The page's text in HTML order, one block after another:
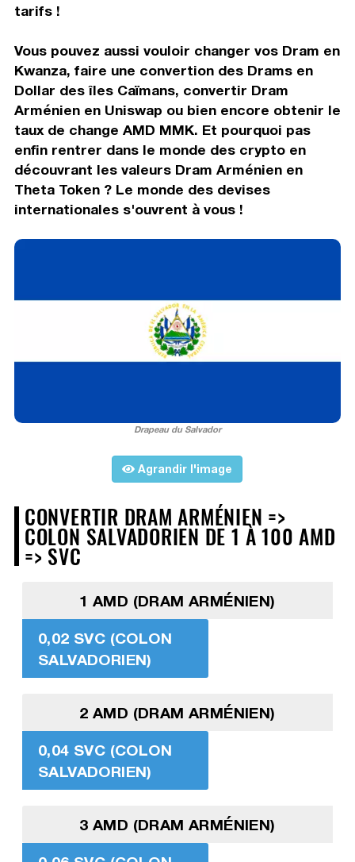
tarifs !
Vous pouvez aussi vouloir changer vos Dram en
Kwanza, faire une convertion des Drams en
Dollar des îles Caïmans, convertir Dram
Arménien en Uniswap ou bien encore obtenir le
taux de change AMD MMK. Et pourquoi pas
enfin rentrer dans le monde des crypto en
découvrant les valeurs Dram Arménien en
Theta Token ? Le monde des devises
internationales s'ouvrent à vous !
Drapeau du Salvador
Agrandir l'image
CONVERTIR DRAM ARMÉNIEN =>
COLON SALVADORIEN DE 1 À 100 AMD
=> SVC
1 AMD (DRAM ARMÉNIEN)
0,02 SVC (COLON
SALVADORIEN)
2 AMD (DRAM ARMÉNIEN)
0,04 SVC (COLON
SALVADORIEN)
3 AMD (DRAM ARMÉNIEN)